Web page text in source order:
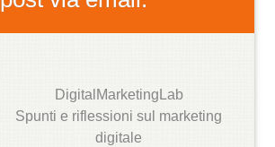
DigitalMarketingLab
Spunti e riflessioni sul marketing
digitale